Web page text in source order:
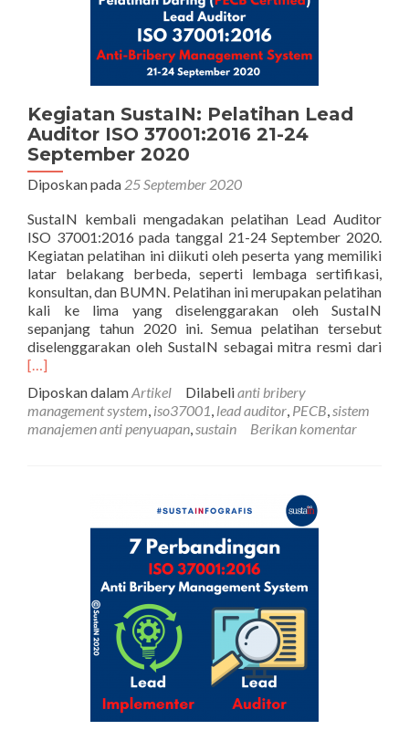
Kegiatan SustaIN: Pelatihan Lead
Auditor ISO 37001:2016 21-24
September 2020
Diposkan pada 25 September 2020
SustaIN kembali mengadakan pelatihan Lead Auditor
ISO 37001:2016 pada tanggal 21-24 September 2020.
Kegiatan pelatihan ini diikuti oleh peserta yang memiliki
latar belakang berbeda, seperti lembaga sertifikasi,
konsultan, dan BUMN. Pelatihan ini merupakan pelatihan
kali ke lima yang diselenggarakan oleh SustaIN
sepanjang tahun 2020 ini. Semua pelatihan tersebut
diselenggarakan oleh SustaIN sebagai mitra resmi dari
[…]
Diposkan dalamArtikel Dilabelianti bribery
management system, iso37001, lead auditor, PECB,sistem
manajemen anti penyuapan,sustain Berikan komentar